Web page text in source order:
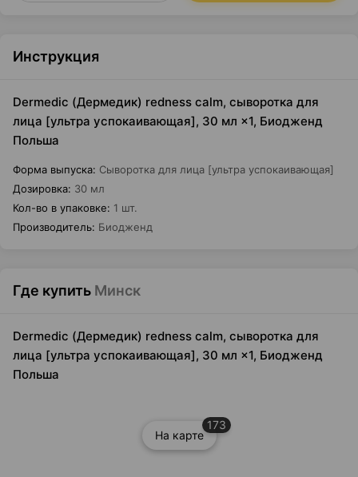
Инструкция
Dermedic (Дермедик) redness calm, сыворотка для
лица [ультра успокаивающая], 30 мл ×1, Биодженд
Польша
Форма выпуска: Сыворотка для лица [ультра успокаивающая]
Дозировка: 30 мл
Кол-во в упаковке: 1 шт.
Производитель: Биодженд
Где купить Минск
Dermedic (Дермедик) redness calm, сыворотка для
лица [ультра успокаивающая], 30 мл ×1, Биодженд
Польша
На карте
173